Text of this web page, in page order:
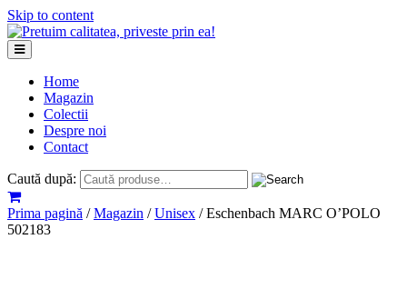
Skip to content
Home
Magazin
Colectii
Despre noi
Contact
Caută după:
Prima pagină /Magazin /Unisex / Eschenbach MARC O’POLO
502183